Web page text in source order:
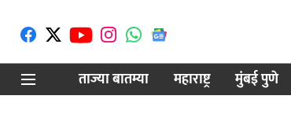
ताज्या बातम्या
महाराष्ट्र मुंबई पुणे